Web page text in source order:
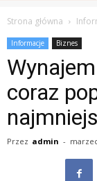
Strona główna
Informacje Biznes
coraz
Przez admin -